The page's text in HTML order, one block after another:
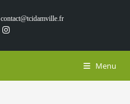
contact@tcidamville.fr
Menu